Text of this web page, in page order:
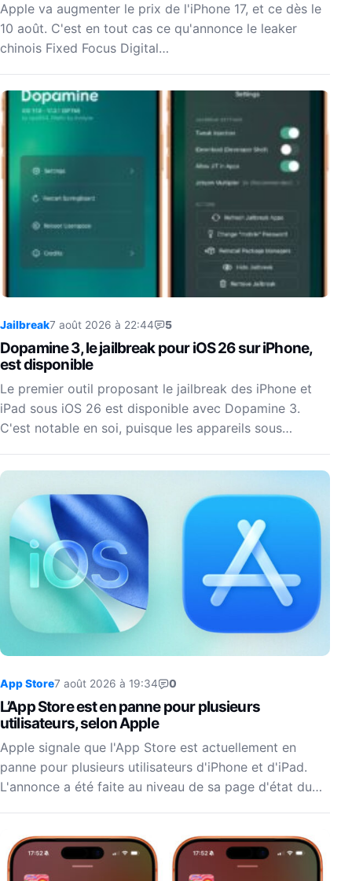
Apple va augmenter le prix de l'iPhone 17, et ce dès le
10 août. C'est en tout cas ce qu'annonce le leaker
chinois Fixed Focus Digital…
Jailbreak7 août 2026 à 22:44 5
Dopamine 3, le jailbreak pour iOS 26 sur iPhone,
est disponible
Le premier outil proposant le jailbreak des iPhone et
iPad sous iOS 26 est disponible avec Dopamine 3.
C'est notable en soi, puisque les appareils sous…
App Store7 août 2026 à 19:34 0
L’App Store est en panne pour plusieurs
utilisateurs, selon Apple
Apple signale que l'App Store est actuellement en
panne pour plusieurs utilisateurs d'iPhone et d'iPad.
L'annonce a été faite au niveau de sa page d'état du…